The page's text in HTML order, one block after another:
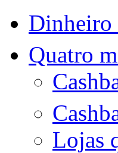
Dinheiro
Quatro
Lojas